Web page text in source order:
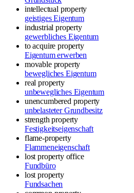
intellectual property
geistiges Eigentum
industrial property
gewerbliches Eigentum
to acquire property
Eigentum erwerben
movable property
bewegliches Eigentum
real property
unbewegliches Eigentum
unencumbered property
unbelasteter Grundbesitz
strength property
Festigkeitseigenschaft
flame-property
Flammeneigenschaft
lost property office
Fundbüro
lost property
Fundsachen